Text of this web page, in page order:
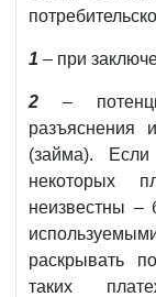
1 – при
2 –
разъяснения
(займа).
некоторых
неизвестны –
раскрывать
таких